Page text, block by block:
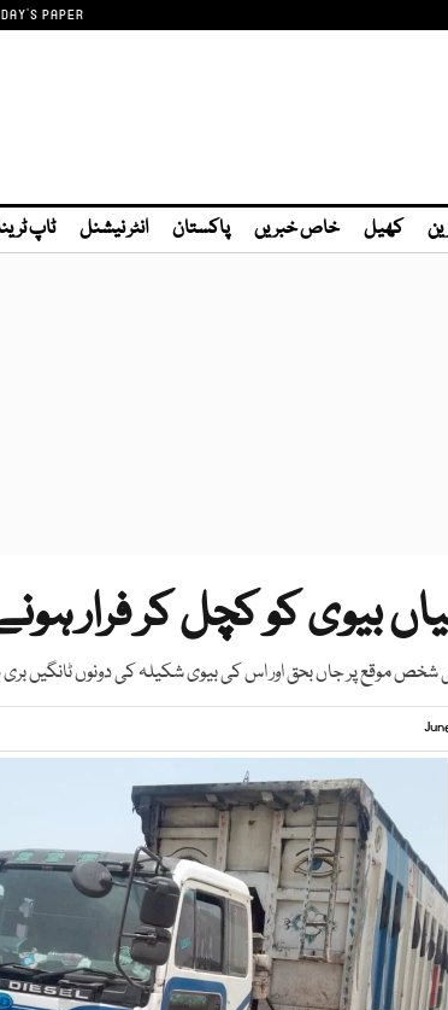
PAPER
کھیل خاص خبریں پاکستان انٹر نیشنل ٹاپ
بیوی کو کچل کر فرار ہونے
شخص موقع پر جاں بحق اور اس کی بیوی شکیلہ کی دونوں ٹانگیں